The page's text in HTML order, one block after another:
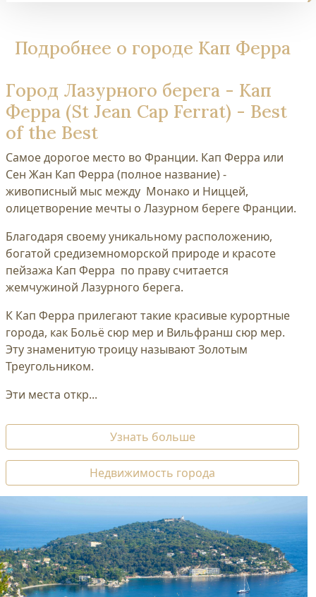
Подробнее о городе Кап Ферра
Город Лазурного берега - Кап
Ферра (St Jean Cap Ferrat) - Best
of the Best
Самое дорогое место во Франции. Кап Ферра или
Сен Жан Кап Ферра (полное название) -
живописный мыс между Монако и Ниццей,
олицетворение мечты о Лазурном береге Франции.
Благодаря своему уникальному расположению,
богатой средиземноморской природе и красоте
пейзажа Кап Ферра по праву считается
жемчужиной Лазурного берега.
К Кап Ферра прилегают такие красивые курортные
города, как Больё сюр мер и Вильфранш сюр мер.
Эту знаменитую троицу называют Золотым
Треугольником.
Эти места откр...
Узнать больше
Недвижимость города